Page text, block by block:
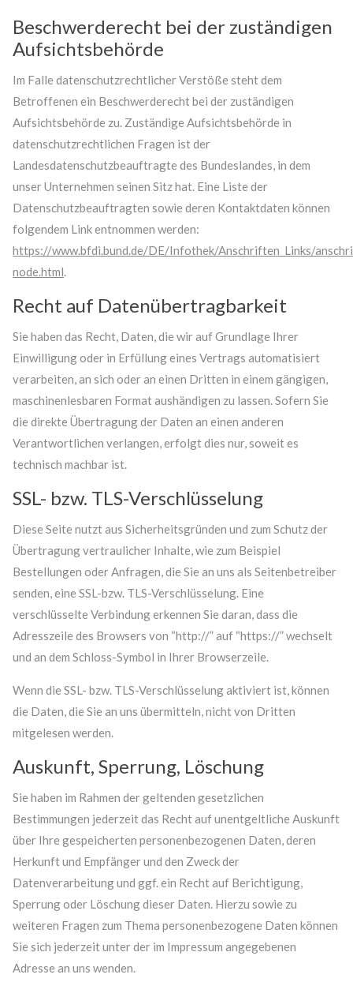
Beschwerderecht bei der zuständigen
Aufsichtsbehörde
Im Falle datenschutzrechtlicher Verstöße steht dem
Betroffenen ein Beschwerderecht bei der zuständigen
Aufsichtsbehörde zu. Zuständige Aufsichtsbehörde in
datenschutzrechtlichen Fragen ist der
Landesdatenschutzbeauftragte des Bundeslandes, in dem
unser Unternehmen seinen Sitz hat. Eine Liste der
Datenschutzbeauftragten sowie deren Kontaktdaten können
folgendem Link entnommen werden:
https://www.bfdi.bund.de/DE/Infothek/Anschriften_Links/
node.html.
Recht auf Datenübertragbarkeit
Sie haben das Recht, Daten, die wir auf Grundlage Ihrer
Einwilligung oder in Erfüllung eines Vertrags automatisiert
verarbeiten, an sich oder an einen Dritten in einem gängigen,
maschinenlesbaren Format aushändigen zu lassen. Sofern Sie
die direkte Übertragung der Daten an einen anderen
Verantwortlichen verlangen, erfolgt dies nur, soweit es
technisch machbar ist.
SSL- bzw. TLS-Verschlüsselung
Diese Seite nutzt aus Sicherheitsgründen und zum Schutz der
Übertragung vertraulicher Inhalte, wie zum Beispiel
Bestellungen oder Anfragen, die Sie an uns als Seitenbetreiber
senden, eine SSL-bzw. TLS-Verschlüsselung. Eine
verschlüsselte Verbindung erkennen Sie daran, dass die
Adresszeile des Browsers von “http://” auf “https://” wechselt
und an dem Schloss-Symbol in Ihrer Browserzeile.
Wenn die SSL- bzw. TLS-Verschlüsselung aktiviert ist, können
die Daten, die Sie an uns übermitteln, nicht von Dritten
mitgelesen werden.
Auskunft, Sperrung, Löschung
Sie haben im Rahmen der geltenden gesetzlichen
Bestimmungen jederzeit das Recht auf unentgeltliche Auskunft
über Ihre gespeicherten personenbezogenen Daten, deren
Herkunft und Empfänger und den Zweck der
Datenverarbeitung und ggf. ein Recht auf Berichtigung,
Sperrung oder Löschung dieser Daten. Hierzu sowie zu
weiteren Fragen zum Thema personenbezogene Daten können
Sie sich jederzeit unter der im Impressum angegebenen
Adresse an uns wenden.